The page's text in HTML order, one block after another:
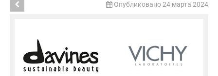
Опубликовано 24 марта 2024